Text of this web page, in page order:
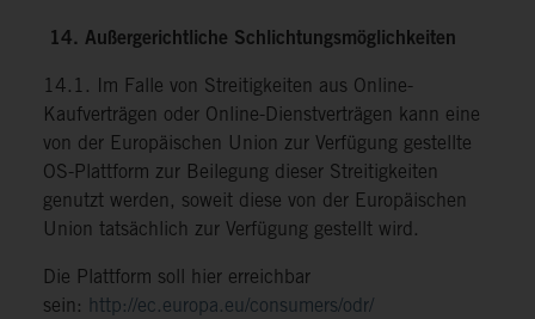
14. Außergerichtliche Schlichtungsmöglichkeiten
14.1. Im Falle von Streitigkeiten aus Online-
Kaufverträgen oder Online-Dienstverträgen kann eine
von der Europäischen Union zur Verfügung gestellte
OS-Plattform zur Beilegung dieser Streitigkeiten
genutzt werden, soweit diese von der Europäischen
Union tatsächlich zur Verfügung gestellt wird.
Die Plattform soll hier erreichbar
sein: http://ec.europa.eu/consumers/odr/